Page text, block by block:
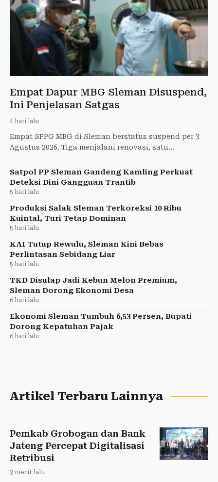
Empat Dapur MBG Sleman Disuspend,
Ini Penjelasan Satgas
4 hari lalu
Empat SPPG MBG di Sleman berstatus suspend per 3
Agustus 2026. Tiga menjalani renovasi, satu
Satpol PP Sleman Gandeng Kamling Perkuat
Deteksi Dini Gangguan Trantib
5 hari lalu
Produksi Salak Sleman Terkoreksi 10 Ribu
Kuintal, Turi Tetap Dominan
5 hari lalu
KAI Tutup Rewulu, Sleman Kini Bebas
Perlintasan Sebidang Liar
5 hari lalu
TKD Disulap Jadi Kebun Melon Premium,
Sleman Dorong Ekonomi Desa
6 hari lalu
Ekonomi Sleman Tumbuh 6,53 Persen, Bupati
Dorong Kepatuhan Pajak
6 hari lalu
Artikel Terbaru Lainnya
Pemkab Grobogan dan Bank
Jateng Percepat Digitalisasi
Retribusi
3 menit lalu